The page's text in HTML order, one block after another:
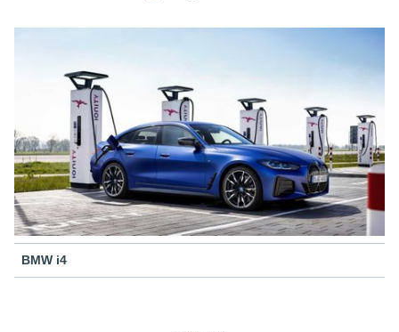
BMW i4